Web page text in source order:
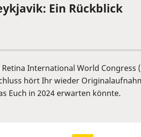
Ein Rückblick
International World Congress
hört Ihr wieder
Euch in 2024 erwarten könnte.